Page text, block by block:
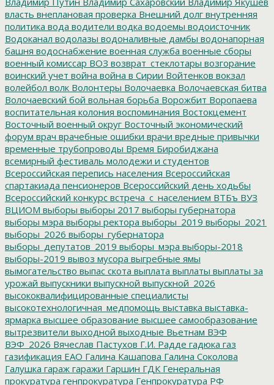
власть внеплановая проверка Внешний долг внутренняя
политика вода водители водка водоемы водоисточник
Водоканал водолазы водоналивные дамбы водонапорная
башня водоснабжение военная служба военные сборы
военный комиссар ВОЗ возврат_стеклотары возгорание
воинский учет война война в Сирии Войтенков вокзал
волейбол волк Волонтеры Волочаевка Волочаевская битва
Волочаевский бой вольная борьба Ворожбит Воропаева
воспитательная колония воспоминания Востокцемент
Восточный военный округ Восточный экономический
форум врач врачебные ошибки врачи вредные привычки
временные трубопроводы Время Биробиджана
всемирный фестиваль молодежи и студентов
Всероссийская перепись населения Всероссийская
спартакиада пенсионеров Всероссийский день ходьбы
Всероссийский конкурс встреча_с_населением ВТБъ ВУЗ
ВЦИОМ выборы выборы 2017 выборы губернатора
выборы мэра выборы ректора выборы_2019 выборы_2021
выборы_2026 выборы_губернатора
выборы_депутатов_2019 выборы_мэра выборы-2018
выборы-2019 вывоз мусора выгребные ямы
вымогательство выпас скота выплата выплаты выплаты за
урожай выпускники выпускной выпускной_2026
высококвалифицированные специалисты
высокотехнологичная_медпомощь выставка выставка-
ярмарка высшее образование высшее самообразование
вытрезвители выходной выходные Вьетнам ВЭФ
ВЭФ_2026 Вячеслав Пастухов Г.И. Радде гадюка газ
газификация ЕАО Галина Кашапова Галина Соколова
Галушка гараж гаражи Гаршин ГДК Генеральная
прокуратура генпрокуратура Генпрокуратура РФ